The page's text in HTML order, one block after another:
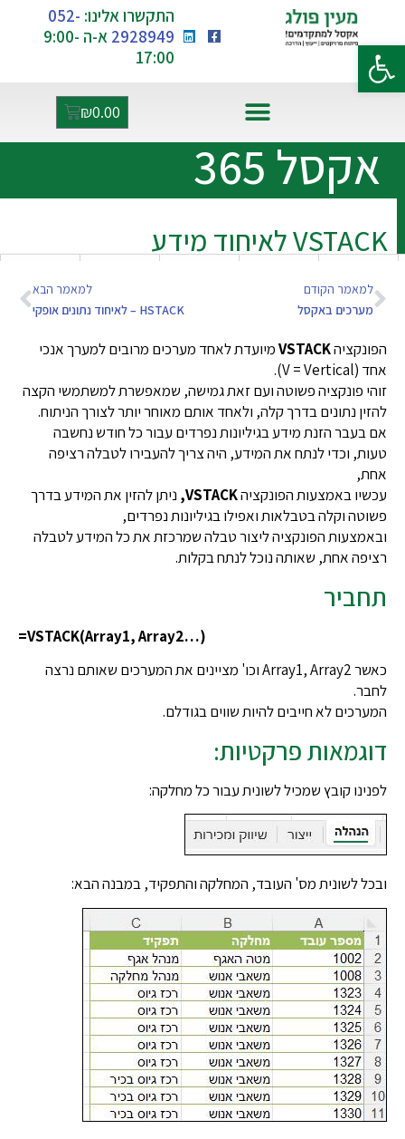
פתח סרגל נגישות
התקשרו אלינו: 052-
2928949
א-ה 9:00-
17:00
₪0.00
VSTACK לאיחוד מידע
אקסל 365
למאמר הקודם
מערכים באקסל
למאמר הבא
HSTACK – לאיחוד נתונים אופקי
הפונקציהVSTACKמיועדת לאחד מערכים מרובים למערך אנכי
אחד (V = Vertical).
זוהי פונקציה פשוטה ועם זאת גמישה, שמאפשרת למשתמשי הקצה
להזין נתונים בדרך קלה, ולאחד אותם מאוחר יותר לצורך הניתוח.
אם בעבר הזנת מידע בגיליונות נפרדים עבור כל חודש נחשבה
טעות, וכדי לנתח את המידע, היה צריך להעבירו לטבלה רציפה
אחת,
עכשיו באמצעות הפונקציהVSTACK, ניתן להזין את המידע בדרך
פשוטה וקלה בטבלאות ואפילו בגיליונות נפרדים,
ובאמצעות הפונקציה ליצור טבלה שמרכזת את כל המידע לטבלה
רציפה אחת, שאותה נוכל לנתח בקלות.
תחביר
=VSTACK(Array1, Array2…)
כאשר Array1, Array2 וכו' מציינים את המערכים שאותם נרצה
לחבר.
המערכים לא חייבים להיות שווים בגודלם.
דוגמאות פרקטיות:
לפנינו קובץ שמכיל לשונית עבור כל מחלקה:
ובכל לשונית מס' העובד, המחלקה והתפקיד, במבנה הבא: